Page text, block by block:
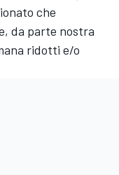
che
da parte nostra
ridotti e/o